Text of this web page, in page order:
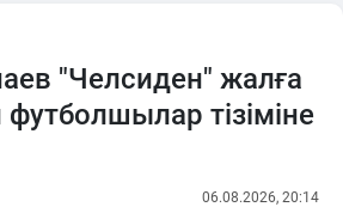
"Челсиден" жалға
футболшылар тізіміне
06.08.2026, 20:14